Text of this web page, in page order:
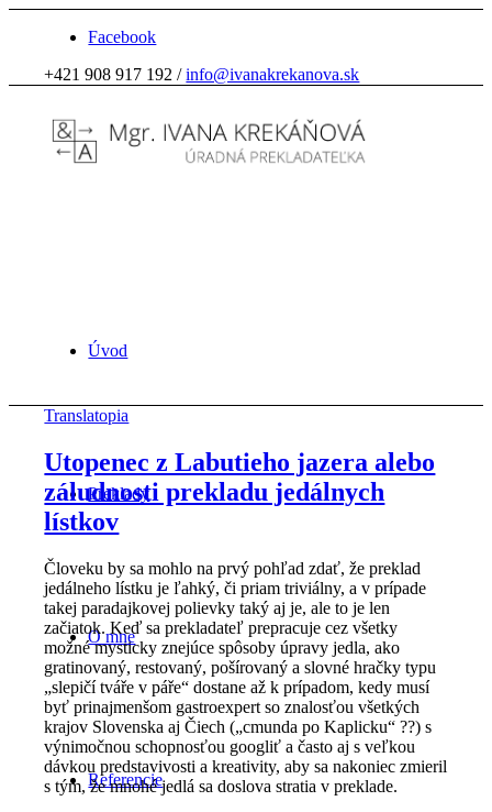
Facebook
+421 908 917 192 /info@ivanakrekanova.sk
Úvod
Preklady
O mne
Referencie
Translatopia
Utopenec z Labutieho jazera alebo
záludnosti prekladu jedálnych
lístkov
Človeku by sa mohlo na prvý pohľad zdať, že preklad
jedálneho lístku je ľahký, či priam triviálny, a v prípade
takej paradajkovej polievky taký aj je, ale to je len
začiatok. Keď sa prekladateľ prepracuje cez všetky
možné mysticky znejúce spôsoby úpravy jedla, ako
gratinovaný, restovaný, pošírovaný a slovné hračky typu
„slepičí tváře v páře“ dostane až k prípadom, kedy musí
byť prinajmenšom gastroexpert so znalosťou všetkých
krajov Slovenska aj Čiech („cmunda po Kaplicku“ ??) s
výnimočnou schopnosťou googliť a často aj s veľkou
dávkou predstavivosti a kreativity, aby sa nakoniec zmieril
s tým, že mnohé jedlá sa doslova stratia v preklade.